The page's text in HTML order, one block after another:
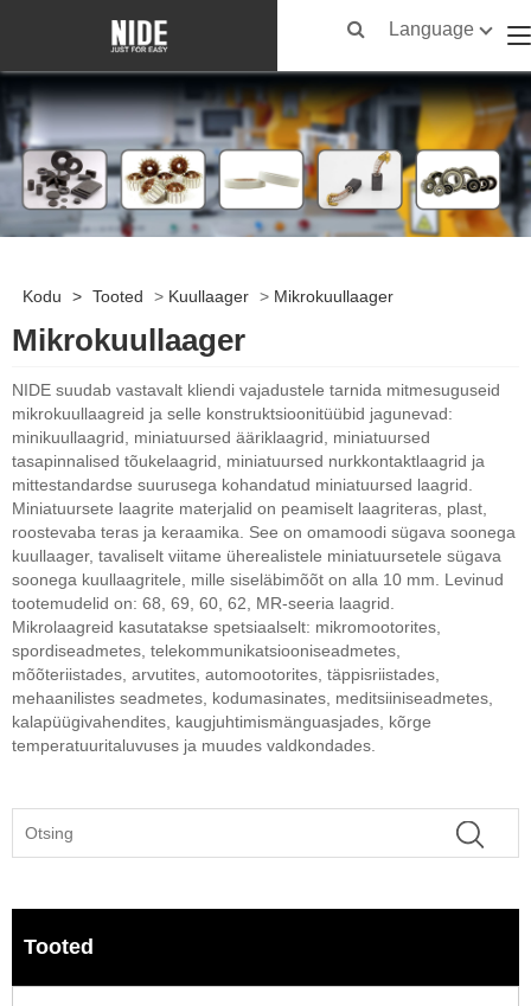
Language
Kodu > Tooted > Kuullaager > Mikrokuullaager
Mikrokuullaager
NIDE suudab vastavalt kliendi vajadustele tarnida mitmesuguseid
mikrokuullaagreid ja selle konstruktsioonitüübid jagunevad:
minikuullaagrid, miniatuursed ääriklaagrid, miniatuursed
tasapinnalised tõukelaagrid, miniatuursed nurkkontaktlaagrid ja
mittestandardse suurusega kohandatud miniatuursed laagrid.
Miniatuursete laagrite materjalid on peamiselt laagriteras, plast,
roostevaba teras ja keraamika. See on omamoodi sügava soonega
kuullaager, tavaliselt viitame üherealistele miniatuursetele sügava
soonega kuullaagritele, mille siseläbimõõt on alla 10 mm. Levinud
tootemudelid on: 68, 69, 60, 62, MR-seeria laagrid.
Mikrolaagreid kasutatakse spetsiaalselt: mikromootorites,
spordiseadmetes, telekommunikatsiooniseadmetes,
mõõteriistades, arvutites, automootorites, täppisriistades,
mehaanilistes seadmetes, kodumasinates, meditsiiniseadmetes,
kalapüügivahendites, kaugjuhtimismänguasjades, kõrge
temperatuuritaluvuses ja muudes valdkondades.
Tooted